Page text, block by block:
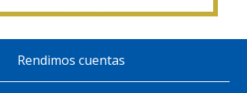
Rendimos cuentas